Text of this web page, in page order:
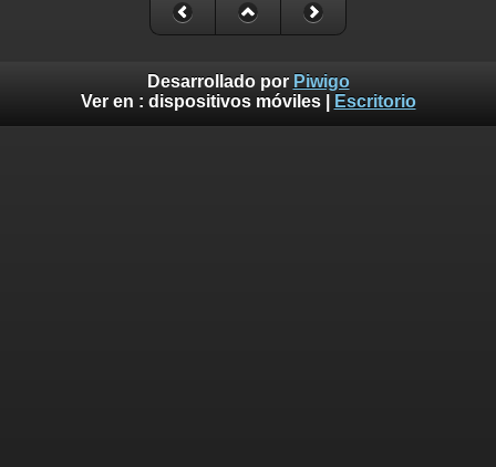
Desarrollado por Piwigo
Ver en : dispositivos móviles| Escritorio